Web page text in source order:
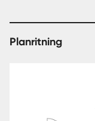
Planritning